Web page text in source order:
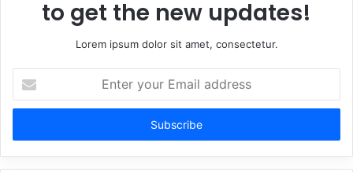
to get the new updates!
Lorem ipsum dolor sit amet, consectetur.
your
Email